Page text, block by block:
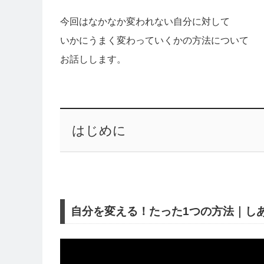
今回はなかなか変われない自分に対して
いかにうまく変わっていくかの方法について
お話しします。
はじめに
自分を変える！たった1つの方法｜し